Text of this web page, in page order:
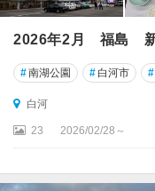
2026年2月 福島 新
#南湖公園 # 白河市 #
白河
23 2026/02/28～